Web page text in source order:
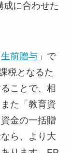
成に合わせた
生前贈与」で
税となるた
ことで、相
た「教育資
金の一括贈
ら、より大